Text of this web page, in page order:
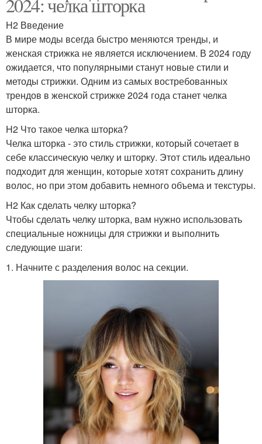
H2 Введение
В мире моды всегда быстро меняются тренды, и
женская стрижка не является исключением. В 2024 году
ожидается, что популярными станут новые стили и
методы стрижки. Одним из самых востребованных
трендов в женской стрижке 2024 года станет челка
шторка.
H2 Что такое челка шторка?
Челка шторка - это стиль стрижки, который сочетает в
себе классическую челку и шторку. Этот стиль идеально
подходит для женщин, которые хотят сохранить длину
волос, но при этом добавить немного объема и текстуры.
H2 Как сделать челку шторка?
Чтобы сделать челку шторка, вам нужно использовать
специальные ножницы для стрижки и выполнить
следующие шаги:
1. Начните с разделения волос на секции.